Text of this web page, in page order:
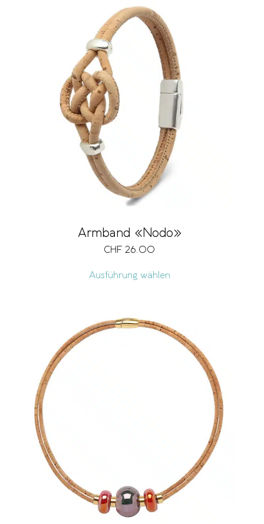
Armband «Nodo»
CHF 26.00
Ausführung wählen